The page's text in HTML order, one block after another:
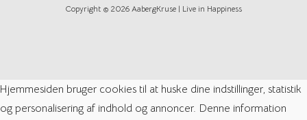
Copyright © 2026 AabergKruse | Live in Happiness
Hjemmesiden bruger cookies til at huske dine indstillinger, statistik
og personalisering af indhold og annoncer. Denne information